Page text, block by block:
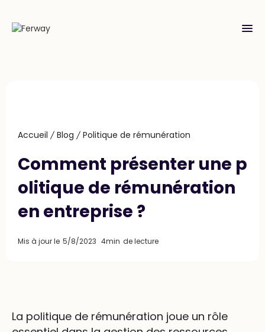
menu
Accueil Blog Politique de rémunération
Comment présenter une p
olitique de rémunération
en entreprise ?
Mis à jour le 5/8/2023 4min de lecture
La politique de rémunération joue un rôle